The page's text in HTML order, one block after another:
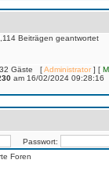
Beiträgen geantwortet
Gäste [Administrator] [
am 16/02/2024 09:28:16
Passwort:
Foren